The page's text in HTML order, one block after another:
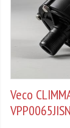
Veco
VPP0065JISN